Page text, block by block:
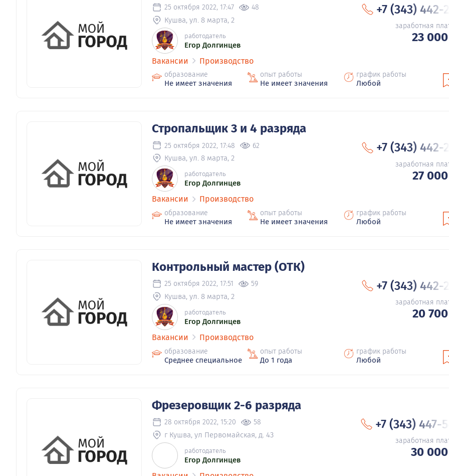
25 октября 2022, 17:47 48
Кушва, ул. 8 марта, 2
работодатель
Егор Долгинцев
Вакансии Производство
+7 (343) 442-21
заработная
23 000
образование
Не имеет значения
опыт работы
Не имеет значения
график работы
Любой
Стропальщик 3 и 4 разряда
25 октября 2022, 17:48 62
Кушва, ул. 8 марта, 2
работодатель
Егор Долгинцев
Вакансии Производство
+7 (343) 442-21
заработная
27 000
образование
Не имеет значения
опыт работы
Не имеет значения
график работы
Любой
Контрольный мастер (ОТК)
25 октября 2022, 17:51 59
Кушва, ул. 8 марта, 2
работодатель
Егор Долгинцев
Вакансии Производство
+7 (343) 442-21
заработная
20 700
образование
Среднее специальное
опыт работы
До 1 года
график работы
Любой
Фрезеровщик 2-6 разряда
28 октября 2022, 15:20 58
г Кушва, ул Первомайская, д. 43
работодатель
Егор Долгинцев
+7 (343) 447-54
заработная
30 000